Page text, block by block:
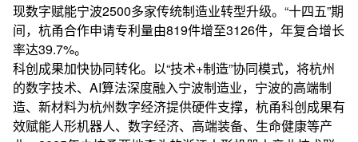
现数字赋能宁波2500多家传统制造业转型升级。“十四五”期
间，杭甬合作申请专利量由819件增至3126件，年复合增长
率达39.7%。
科创成果加快协同转化。以“技术+制造”协同模式，将杭州
的数字技术、AI算法深度融入宁波制造业，宁波的高端制
造、新材料为杭州数字经济提供硬件支撑，杭甬科创成果有
效赋能人形机器人、数字经济、高端装备、生命健康等产